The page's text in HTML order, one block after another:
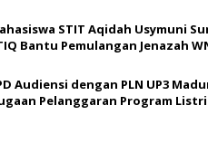
STIT Aqidah Usymuni
Bantu Pemulangan Jenazah
Audiensi dengan PLN UP3
Pelanggaran Program